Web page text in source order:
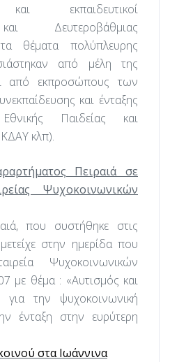
και εκπαιδευτικοί
Δευτεροβάθμιας
θέματα πολύπλευρης
από μέλη της
από εκπροσώπους των
και ένταξης
Παιδείας και
κλπ).
Πειραιά σε
Ψυχοκοινωνικών
που συστήθηκε στις
στην ημερίδα που
Ψυχοκοινωνικών
με θέμα : «Αυτισμός και
την ψυχοκοινωνική
ένταξη στην ευρύτερη
στα Ιωάννινα